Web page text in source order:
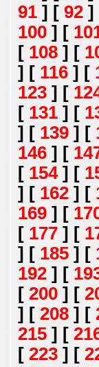
91 ] [ 92 ]
100 ] [
[ 108 ] [
] [ 116 ] [
123 ] [
[ 131 ] [
] [ 139 ] [
146 ] [
[ 154] [
] [ 162 ] [
169 ] [
[ 177 ] [
] [ 185 ] [
192 ] [
[ 200 ] [
] [ 208 ] [
215 ] [
[ 223 ] [